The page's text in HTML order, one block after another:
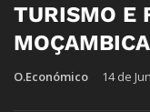
TURISMO E
O.Económico 14 de